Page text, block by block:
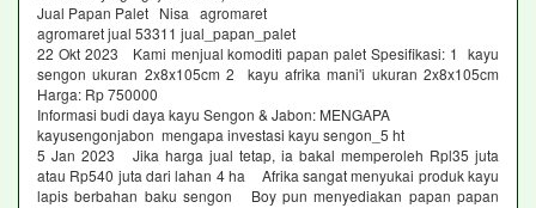
Jual Papan Palet Nisa agromaret
agromaret jual 53311 jual_papan_palet
22 Okt 2023 Kami menjual komoditi papan palet Spesifikasi: 1 kayu
sengon ukuran 2x8x105cm 2 kayu afrika mani'i ukuran 2x8x105cm
Harga: Rp 750000
Informasi budi daya kayu Sengon & Jabon: MENGAPA
kayusengonjabon mengapa investasi kayu sengon_5 ht
5 Jan 2023 Jika harga jual tetap, ia bakal memperoleh Rpl35 juta
atau Rp540 juta dari lahan 4 ha Afrika sangat menyukai produk kayu
lapis berbahan baku sengon Boy pun menyediakan papan papan